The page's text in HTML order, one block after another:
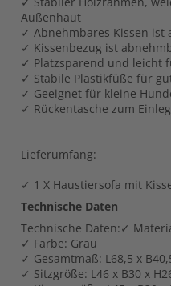
Außenhaut
✓ Abnehmbares Kissen ist
✓ Kissenbezug ist
✓ Platzsparend und leicht
✓ Stabile Plastikfüße für
✓ Geeignet für kleine
✓ Rückentasche zum
Lieferumfang:
✓ 1 X Haustiersofa mit
Technische Daten
Technische Daten:✓
✓ Farbe: Grau
✓ Gesamtmaß: L68,5 x
✓ Sitzgröße: L46 x B30 x